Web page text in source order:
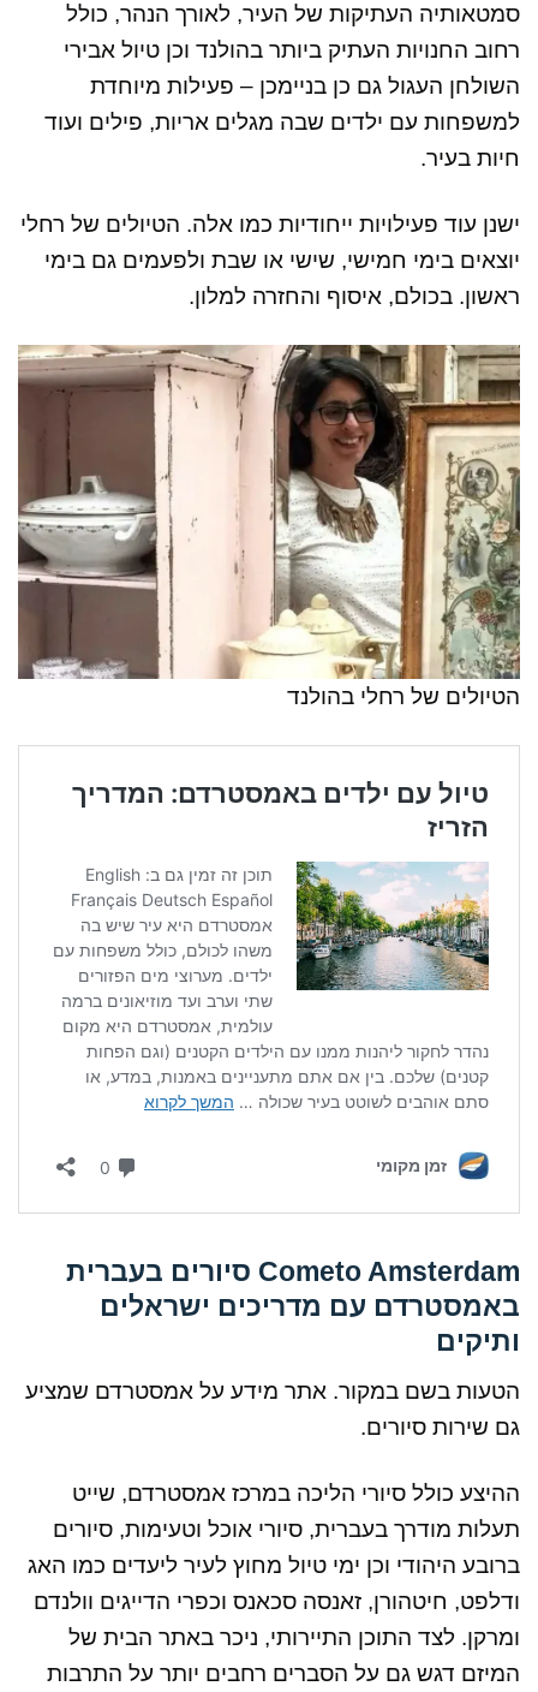
סמטאותיה העתיקות של העיר, לאורך הנהר, כולל
רחוב החנויות העתיק ביותר בהולנד וכן טיול אבירי
השולחן העגול גם כן בניימכן – פעילות מיוחדת
למשפחות עם ילדים שבה מגלים אריות, פילים ועוד
חיות בעיר.
ישנן עוד פעילויות ייחודיות כמו אלה. הטיולים של רחלי
יוצאים בימי חמישי, שישי או שבת ולפעמים גם בימי
ראשון. בכולם, איסוף והחזרה למלון.
הטיולים של רחלי בהולנד
Cometo Amsterdam סיורים בעברית
באמסטרדם עם מדריכים ישראלים
ותיקים
הטעות בשם במקור. אתר מידע על אמסטרדם שמציע
גם שירות סיורים.
ההיצע כולל סיורי הליכה במרכז אמסטרדם, שייט
תעלות מודרך בעברית, סיורי אוכל וטעימות, סיורים
ברובע היהודי וכן ימי טיול מחוץ לעיר ליעדים כמו האג
ודלפט, חיטהורן, זאנסה סכאנס וכפרי הדייגים וולנדם
ומרקן. לצד התוכן התיירותי, ניכר באתר הבית של
המיזם דגש גם על הסברים רחבים יותר על התרבות